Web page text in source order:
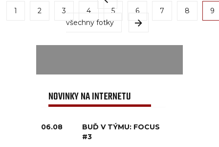
1 2 3 4 5 6 7 8
9
všechny fotky
NOVINKY NA INTERNETU
06.08
BUĎ V TÝMU: FOCUS
#3